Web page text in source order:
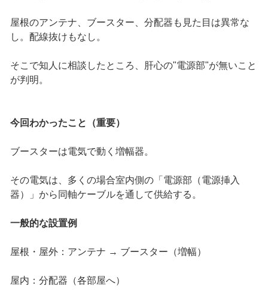
屋根のアンテナ、ブースター、分配器も見た目は異常な
し。配線抜けもなし。
そこで知人に相談したところ、肝心の"電源部"が無いこと
が判明。
今回わかったこと（重要）
ブースターは電気で動く増幅器。
その電気は、多くの場合室内側の「電源部（電源挿入
器）」から同軸ケーブルを通して供給する。
一般的な設置例
屋根・屋外：アンテナ → ブースター（増幅）
屋内：分配器（各部屋へ）